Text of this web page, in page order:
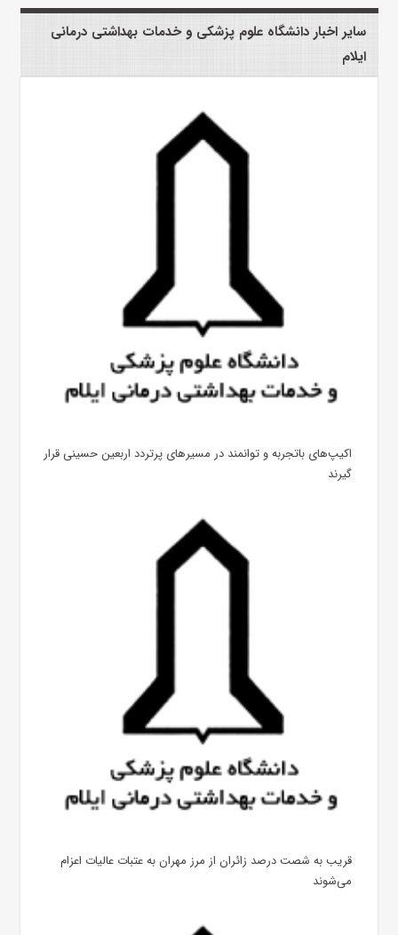
سایر اخبار دانشگاه علوم پزشکی و خدمات بهداشتی درمانی
ایلام
اکیپ‌های باتجربه و توانمند در مسیرهای پرتردد اربعین حسینی قرار
گیرند
قریب به شصت درصد زائران از مرز مهران به عتبات عالیات اعزام
می‌شوند